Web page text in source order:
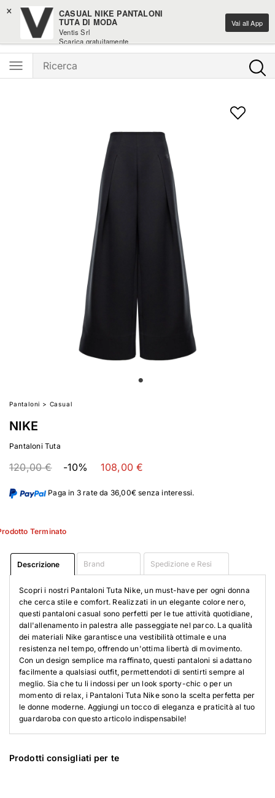
× CASUAL NIKE PANTALONI
TUTA DI MODA
Ventis Srl
Scarica gratuitamente
Vai all App
Ventis - L'e-shopping parla italiano
Pantaloni > Casual
NIKE
Pantaloni Tuta
120,00 € -10% 108,00 €
Paga in 3 rate da 36,00€ senza interessi.
Terminato
Descrizione Brand Spedizione e Resi
Scopri i nostri Pantaloni Tuta Nike, un must-have per ogni donna
che cerca stile e comfort. Realizzati in un elegante colore nero,
questi pantaloni casual sono perfetti per le tue attività quotidiane,
dall'allenamento in palestra alle passeggiate nel parco. La qualità
dei materiali Nike garantisce una vestibilità ottimale e una
resistenza nel tempo, offrendo un'ottima libertà di movimento.
Con un design semplice ma raffinato, questi pantaloni si adattano
facilmente a qualsiasi outfit, permettendoti di sentirti sempre al
meglio. Sia che tu li indossi per un look sporty-chic o per un
momento di relax, i Pantaloni Tuta Nike sono la scelta perfetta per
le donne moderne. Aggiungi un tocco di eleganza e praticità al tuo
guardaroba con questo articolo indispensabile!
Prodotti consigliati per te